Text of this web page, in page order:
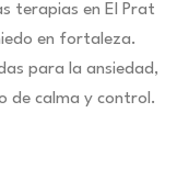
terapias en El Prat
en fortaleza.
para la ansiedad,
de calma y control.